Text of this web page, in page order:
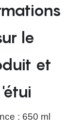
le
et
l'étui
: 650 ml